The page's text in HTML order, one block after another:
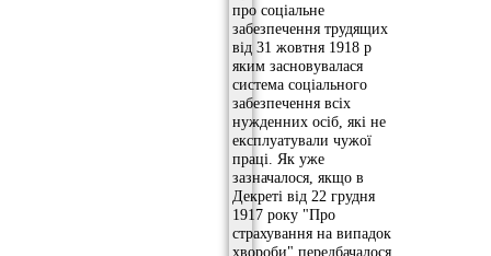
про соціальне
забезпечення трудящих
від 31 жовтня 1918 р
яким засновувалася
система соціального
забезпечення всіх
нужденних осіб, які не
експлуатували чужої
праці. Як уже
зазначалося, якщо в
Декреті від 22 грудня
1917 року "Про
страхування на випадок
хвороби" передбачалося